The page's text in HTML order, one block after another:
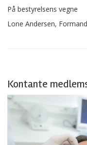
På bestyrelsens vegne
Lone Andersen, Formand
Kontante